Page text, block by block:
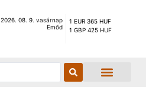
2026. 08. 9. vasárnap
Emőd
1 EUR 365 HUF
1 GBP 425 HUF